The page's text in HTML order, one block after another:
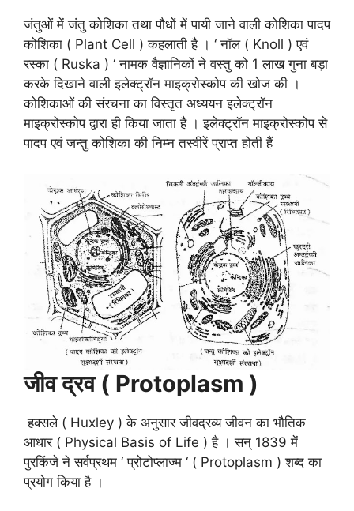
जंतुओं में जंतु कोशिका तथा पौधों में पायी जाने वाली कोशिका पादप
कोशिका ( Plant Cell ) कहलाती है । ‘ नॉल ( Knoll ) एवं
रस्का ( Ruska ) ‘ नामक वैज्ञानिकों ने वस्तु को 1 लाख गुना बड़ा
करके दिखाने वाली इलेक्ट्रॉन माइक्रोस्कोप की खोज की ।
कोशिकाओं की संरचना का विस्तृत अध्ययन इलेक्ट्रॉन
माइक्रोस्कोप द्वारा ही किया जाता है । इलेक्ट्रॉन माइक्रोस्कोप से
पादप एवं जन्तु कोशिका की निम्न तस्वीरें प्राप्त होती हैं
जीव द्रव ( Protoplasm )
हक्सले ( Huxley ) के अनुसार जीवद्रव्य जीवन का भौतिक
आधार ( Physical Basis of Life ) है । सन् 1839 में
पुरकिंजे ने सर्वप्रथम ‘ प्रोटोप्लाज्म ‘ ( Protoplasm ) शब्द का
प्रयोग किया है ।